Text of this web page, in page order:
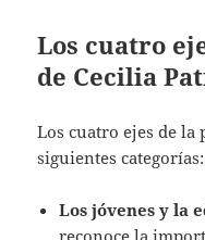
Los cuatro
de Cecilia
Los cuatro ejes de la
siguientes categorías:
Los jóvenes y la